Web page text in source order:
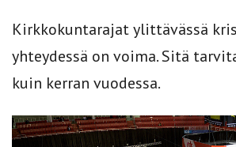
Kirkkokuntarajat ylittävässä
yhteydessä on voima. Sitä
kuin kerran vuodessa.